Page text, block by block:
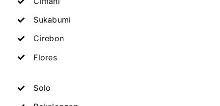
Sukabumi
Cirebon
Flores
Solo